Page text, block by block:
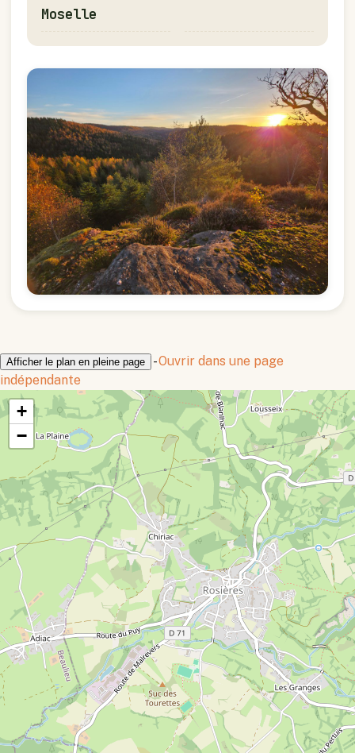
Moselle
Afficher le plan en pleine page -Ouvrir dans une page
indépendante